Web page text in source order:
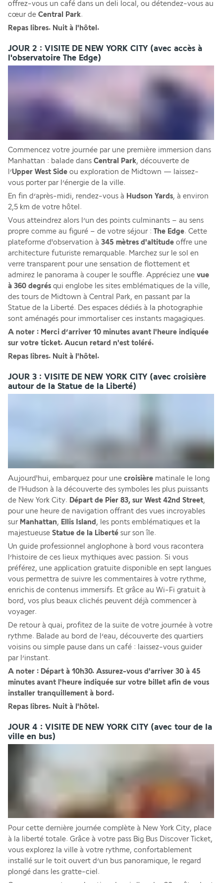
offrez-vous un café dans un deli local, ou détendez-vous au
cœur de Central Park.
Repas libres. Nuit à l'hôtel.
JOUR 2 : VISITE DE NEW YORK CITY (avec accès à
l'observatoire The Edge)
Commencez votre journée par une première immersion dans
Manhattan : balade dans Central Park, découverte de
l’Upper West Side ou exploration de Midtown — laissez-
vous porter par l’énergie de la ville.
En fin d’après-midi, rendez-vous à Hudson Yards, à environ
2,5 km de votre hôtel.
Vous atteindrez alors l’un des points culminants – au sens
propre comme au figuré – de votre séjour : The Edge. Cette
plateforme d'observation à 345 mètres d'altitude offre une
architecture futuriste remarquable. Marchez sur le sol en
verre transparent pour une sensation de flottement et
admirez le panorama à couper le souffle. Appréciez une vue
à 360 degrés qui englobe les sites emblématiques de la ville,
des tours de Midtown à Central Park, en passant par la
Statue de la Liberté. Des espaces dédiés à la photographie
sont aménagés pour immortaliser ces instants magagiques.
A noter : Merci d’arriver 10 minutes avant l'heure indiquée
sur votre ticket. Aucun retard n'est toléré.
Repas libres. Nuit à l'hôtel.
JOUR 3 : VISITE DE NEW YORK CITY (avec croisière
autour de la Statue de la Liberté)
Aujourd'hui, embarquez pour une croisière matinale le long
de l'Hudson à la découverte des symboles les plus puissants
de New York City. Départ de Pier 83, sur West 42nd Street,
pour une heure de navigation offrant des vues incroyables
sur Manhattan, Ellis Island , les ponts emblématiques et la
majestueuse Statue de la Liberté sur son île.
Un guide professionnel anglophone à bord vous racontera
l’histoire de ces lieux mythiques avec passion. Si vous
préférez, une application gratuite disponible en sept langues
vous permettra de suivre les commentaires à votre rythme,
enrichis de contenus immersifs. Et grâce au Wi-Fi gratuit à
bord, vos plus beaux clichés peuvent déjà commencer à
voyager.
De retour à quai, profitez de la suite de votre journée à votre
rythme. Balade au bord de l’eau, découverte des quartiers
voisins ou simple pause dans un café : laissez-vous guider
par l’instant.
A noter : Départ à 10h30. Assurez-vous d'arriver 30 à 45
minutes avant l'heure indiquée sur votre billet afin de vous
installer tranquillement à bord.
Repas libres. Nuit à l'hôtel.
JOUR 4 : VISITE DE NEW YORK CITY (avec tour de la
ville en bus)
Pour cette dernière journée complète à New York City, place
à la liberté totale. Grâce à votre pass Big Bus Discover Ticket,
vous explorez la ville à votre rythme, confortablement
installé sur le toit ouvert d’un bus panoramique, le regard
plongé dans les gratte-ciel.